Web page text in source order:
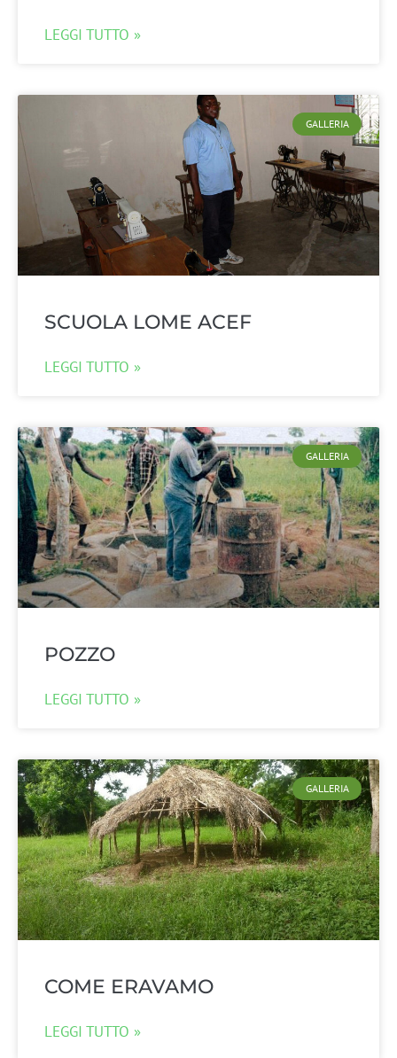
LEGGI TUTTO »
GALLERIA
SCUOLA LOME ACEF
LEGGI TUTTO »
GALLERIA
POZZO
LEGGI TUTTO »
GALLERIA
COME ERAVAMO
LEGGI TUTTO »